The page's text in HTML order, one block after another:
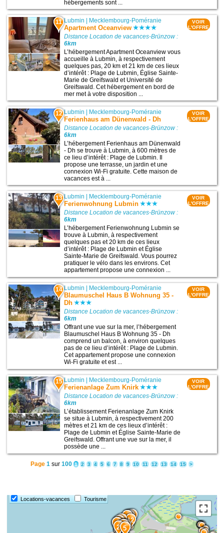
hébergements sont ...
11 Lubmin | Mecklembourg-Poméranie
Apartment Oceanview
Distance Location de vacances-Brünzow :
6km
L’hébergement Apartment Oceanview vous
accueille à Lubmin, à respectivement
quelques pas, 20 km et 21 km de ces lieux
d’intérêt : Plage de Lubmin, Église Sainte-
Marie de Greifswald et Université de
Greifswald. Cet hébergement en bord de
mer met à votre disposition ...
VOIR
L'OFFRE
12 Lubmin | Mecklembourg-Poméranie
Ferienhaus am Dünenwald - Dh
Distance Location de vacances-Brünzow :
6km
L’hébergement Ferienhaus am Dünenwald
- Dh se trouve à Lubmin, à 600 mètres de
ce lieu d’intérêt : Plage de Lubmin. Il
propose une terrasse, un jardin et une
connexion Wi-Fi gratuite. Cette maison de
vacances est à ...
VOIR
L'OFFRE
13 Lubmin Mecklembourg-Poméranie
Ferienwohnung Lubmin
Distance Location de vacances-Brünzow :
6km
L’hébergement Ferienwohnung Lubmin se
trouve à Lubmin, à respectivement
quelques pas et 20 km de ces lieux
d’intérêt : Plage de Lubmin et Église
Sainte-Marie de Greifswald. Vous pourrez
pratiquer le vélo dans les environs. Cet
appartement propose une connexion ...
VOIR
L'OFFRE
14 Lubmin Mecklembourg-Poméranie
Blaumuschel Haus B Wohnung 35 -
Dh
Distance Location de vacances-Brünzow :
6km
Offrant une vue sur la mer, l’hébergement
Blaumuschel Haus B Wohnung 35 - Dh
comprend un balcon, à environ quelques
pas de ce lieu d’intérêt : Plage de Lubmin.
Cet appartement propose une connexion
Wi-Fi gratuite et est ...
VOIR
L'OFFRE
15 Lubmin Mecklembourg-Poméranie
Ferienanlage Zum Knirk
Distance Location de vacances-Brünzow :
6km
L’établissement Ferienanlage Zum Knirk
se situe à Lubmin, à respectivement 200
mètres et 21 km de ces lieux d’intérêt :
Plage de Lubmin et Église Sainte-Marie de
Greifswald. Offrant une vue sur la mer, il
possède une ...
VOIR
L'OFFRE
Page 1 sur 100 1 2 3 4 5 6 7 8 9 10 11 12 13 14 15 >
Locations-vacances Tourisme
15
14
1312
11
10
9
8
7
65
4
32